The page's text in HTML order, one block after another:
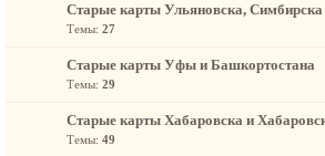
Старые карты Ульяновска, Симбирска
Темы: 27
Старые карты Уфы и Башкортостана
Темы: 29
Старые карты Хабаровска и
Темы: 49